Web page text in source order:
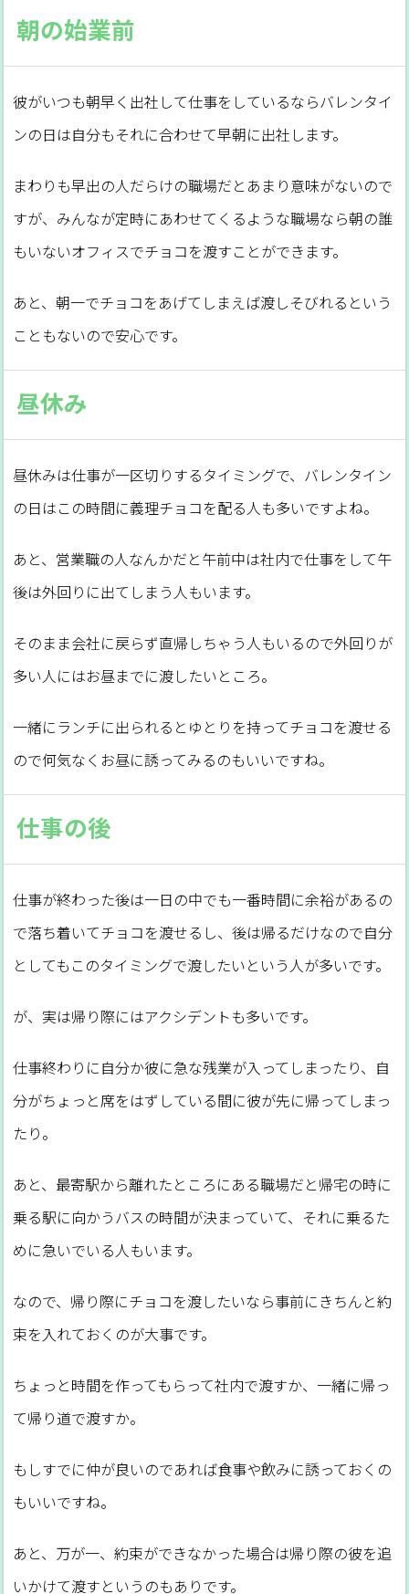
朝の始業前
彼がいつも朝早く出社して仕事をしているならバレンタイ
ンの日は自分もそれに合わせて早朝に出社します。
まわりも早出の人だらけの職場だとあまり意味がないので
すが、みんなが定時にあわせてくるような職場なら朝の誰
もいないオフィスでチョコを渡すことができます。
あと、朝一でチョコをあげてしまえば渡しそびれるという
こともないので安心です。
昼休み
昼休みは仕事が一区切りするタイミングで、バレンタイン
の日はこの時間に義理チョコを配る人も多いですよね。
あと、営業職の人なんかだと午前中は社内で仕事をして午
後は外回りに出てしまう人もいます。
そのまま会社に戻らず直帰しちゃう人もいるので外回りが
多い人にはお昼までに渡したいところ。
一緒にランチに出られるとゆとりを持ってチョコを渡せる
ので何気なくお昼に誘ってみるのもいいですね。
仕事の後
仕事が終わった後は一日の中でも一番時間に余裕があるの
で落ち着いてチョコを渡せるし、後は帰るだけなので自分
としてもこのタイミングで渡したいという人が多いです。
が、実は帰り際にはアクシデントも多いです。
仕事終わりに自分か彼に急な残業が入ってしまったり、自
分がちょっと席をはずしている間に彼が先に帰ってしまっ
たり。
あと、最寄駅から離れたところにある職場だと帰宅の時に
乗る駅に向かうバスの時間が決まっていて、それに乗るた
めに急いでいる人もいます。
なので、帰り際にチョコを渡したいなら事前にきちんと約
束を入れておくのが大事です。
ちょっと時間を作ってもらって社内で渡すか、一緒に帰っ
て帰り道で渡すか。
もしすでに仲が良いのであれば食事や飲みに誘っておくの
もいいですね。
あと、万が一、約束ができなかった場合は帰り際の彼を追
いかけて渡すというのもありです。